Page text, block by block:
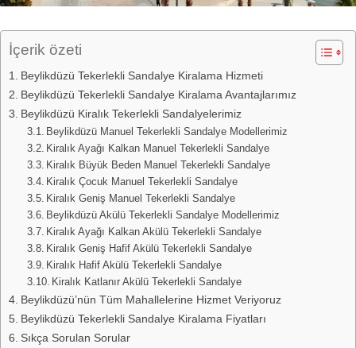
İçerik özeti
Beylikdüzü Tekerlekli Sandalye Kiralama Hizmeti
Beylikdüzü Tekerlekli Sandalye Kiralama Avantajlarımız
Beylikdüzü Kiralık Tekerlekli Sandalyelerimiz
Beylikdüzü Manuel Tekerlekli Sandalye Modellerimiz
Kiralık Ayağı Kalkan Manuel Tekerlekli Sandalye
Kiralık Büyük Beden Manuel Tekerlekli Sandalye
Kiralık Çocuk Manuel Tekerlekli Sandalye
Kiralık Geniş Manuel Tekerlekli Sandalye
Beylikdüzü Akülü Tekerlekli Sandalye Modellerimiz
Kiralık Ayağı Kalkan Akülü Tekerlekli Sandalye
Kiralık Geniş Hafif Akülü Tekerlekli Sandalye
Kiralık Hafif Akülü Tekerlekli Sandalye
Kiralık Katlanır Akülü Tekerlekli Sandalye
Beylikdüzü’nün Tüm Mahallelerine Hizmet Veriyoruz
Beylikdüzü Tekerlekli Sandalye Kiralama Fiyatları
Sıkça Sorulan Sorular